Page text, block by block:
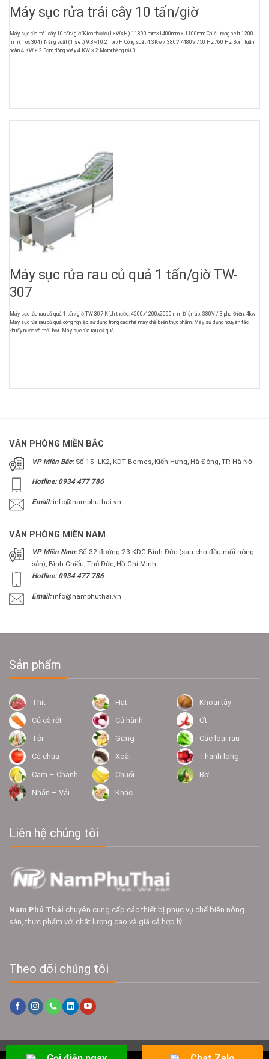
Máy sục rửa trái cây 10 tấn/giờ
Máy sục rửa trái cây 10 tấn/giờ ‘Kích thước (L×W×H) 11800 mm×1400mm × 1100mm Chiều rộng belt 1200
mm (inox 304) Năng suất (1 set) 9.8~10.2 Ton/H Công suất 4.3Kw / 380V /480V /50 Hz /60 Hz Bơm tuần
hoàn 4 KW × 2 Bơm dòng xoáy 4 KW × 2 Motor băng tải 3 ...
Máy sục rửa rau củ quả 1 tấn/giờ TW-
307
Máy sục rửa rau củ quả 1 tấn/giờ TW-307 Kích thước: 4600x1200x2000 mm Điện áp: 380V / 3 pha Điện: 4kw
Máy sục rửa rau củ quả công nghiệp sử dụng trong các nhà máy chế biến thực phẩm. Máy sủ dụng nguyên tắc
khuấy nước và thổi bọt. Máy sục rửa rau củ quả ...
VĂN PHÒNG MIỀN BẮC
VP Miền Bắc:Số 15- LK2, KDT Bemes, Kiến Hưng, Hà Đông, TP. Hà Nội
Hotline: 0934 477 786
Email: info@namphuthai.vn
VĂN PHÒNG MIỀN NAM
VP Miền Nam:Số 32 đường 23 KDC Bình Đức (sau chợ đầu mối nông
sản), Bình Chiểu, Thủ Đức, Hồ Chí Minh
Hotline: 0934 477 786
Email:info@namphuthai.vn
Sản phẩm
Thịt Hạt
Khoai tây
Củ cà rốt
Củ hành
Ớt
Tỏi
Gừng
Các loại rau
Cà chua
Xoài
Thanh long
Cam – Chanh
Chuối
Bơ
Nhãn – Vải
Khác
Liên hệ chúng tôi
Nam Phú Thái chuyên cung cấp các thiết bị phục vụ chế biến nông
sản, thực phẩm với chất lượng cao và giá cả hợp lý.
Theo dõi chúng tôi